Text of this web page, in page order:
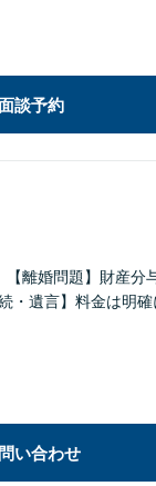
談予約
離婚問題】財産分
・遺言】料金は明
い合わせ